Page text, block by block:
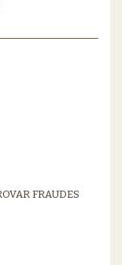
FRAUDES